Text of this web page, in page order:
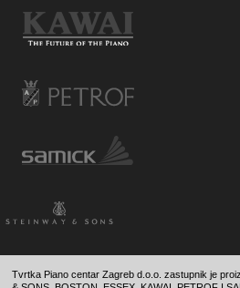
Tvrtka Piano centar Zagreb d.o.o. zastupnik je